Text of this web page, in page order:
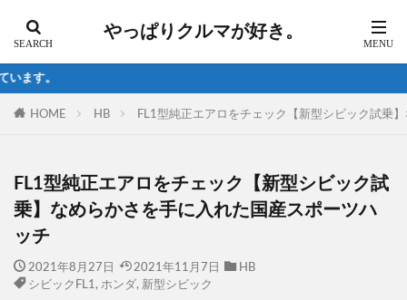
やっぱりクルマが好き。
HOME HB FL1型純正エアロをチェック【新型シビック試乗
FL1型純正エアロをチェック【新型シビック試
乗】なめらかさを手に入れた国産スポーツハ
ッチ
2021年8月27日 2021年11月7日
HB
シビックFL1, ホンダ, 新型シビック